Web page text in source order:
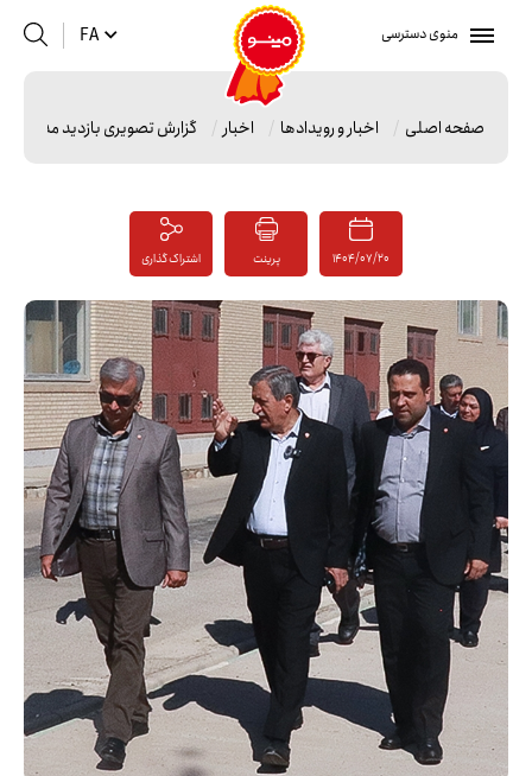
منوی دسترسی FA
صفحه اصلی اخبار و رویدادها اخبار گزارش تصویری بازدید
1404/07/20 پرینت اشتراک گذاری